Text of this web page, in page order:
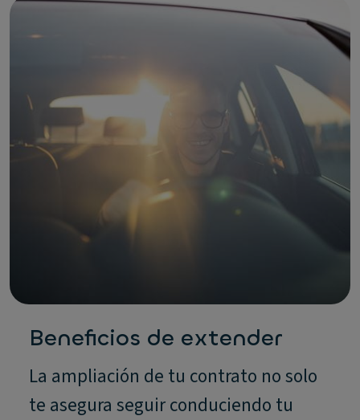
Beneficios de extender
La ampliación de tu contrato no solo
te asegura seguir conduciendo tu